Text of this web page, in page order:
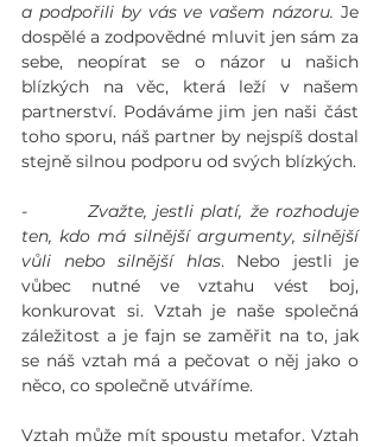
a podpořili by vás ve vašem názoru. Je
dospělé a zodpovědné mluvit jen sám za
sebe, neopírat se o názor u našich
blízkých na věc, která leží v našem
partnerství. Podáváme jim jen naši část
toho sporu, náš partner by nejspíš dostal
- Zvažte, jestli platí, že rozhoduje
ten, kdo má silnější argumenty, silnější
vůli nebo silnější hlas. Nebo jestli je
vůbec nutné ve vztahu vést boj,
konkurovat si. Vztah je naše společná
záležitost a je fajn se zaměřit na to, jak
se náš vztah má a pečovat o něj jako o
něco, co společně utváříme.
Vztah může mít spoustu metafor. Vztah